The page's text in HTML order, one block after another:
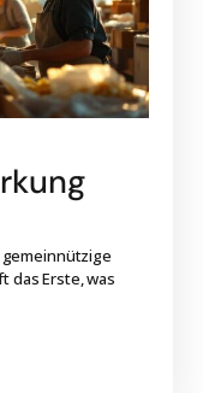
das Erste, was